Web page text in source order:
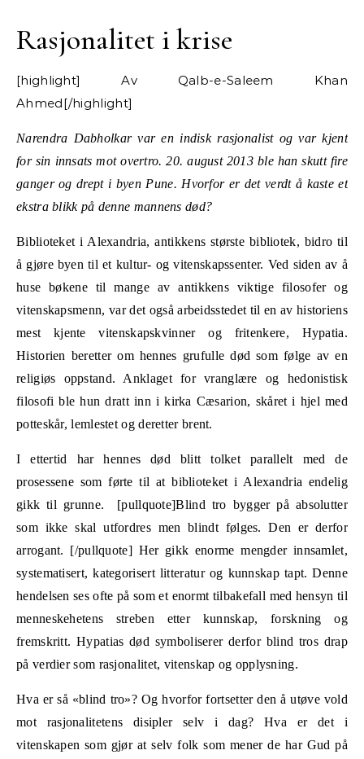
Rasjonalitet i krise
[highlight] Av Qalb-e-Saleem Khan
Ahmed[/highlight]
Narendra Dabholkar var en indisk rasjonalist og var kjent
for sin innsats mot overtro. 20. august 2013 ble han skutt fire
ganger og drept i byen Pune. Hvorfor er det verdt å kaste et
ekstra blikk på denne mannens død?
Biblioteket i Alexandria, antikkens største bibliotek, bidro til
å gjøre byen til et kultur- og vitenskapssenter. Ved siden av å
huse bøkene til mange av antikkens viktige filosofer og
vitenskapsmenn, var det også arbeidsstedet til en av historiens
mest kjente vitenskapskvinner og fritenkere, Hypatia.
Historien beretter om hennes grufulle død som følge av en
religiøs oppstand. Anklaget for vranglære og hedonistisk
filosofi ble hun dratt inn i kirka Cæsarion, skåret i hjel med
potteskår, lemlestet og deretter brent.
I ettertid har hennes død blitt tolket parallelt med de
prosessene som førte til at biblioteket i Alexandria endelig
gikk til grunne. [pullquote]Blind tro bygger på absolutter
som ikke skal utfordres men blindt følges. Den er derfor
arrogant. [/pullquote] Her gikk enorme mengder innsamlet,
systematisert, kategorisert litteratur og kunnskap tapt. Denne
hendelsen ses ofte på som et enormt tilbakefall med hensyn til
menneskehetens streben etter kunnskap, forskning og
fremskritt. Hypatias død symboliserer derfor blind tros drap
på verdier som rasjonalitet, vitenskap og opplysning.
Hva er så «blind tro»? Og hvorfor fortsetter den å utøve vold
mot rasjonalitetens disipler selv i dag? Hva er det i
vitenskapen som gjør at selv folk som mener de har Gud på